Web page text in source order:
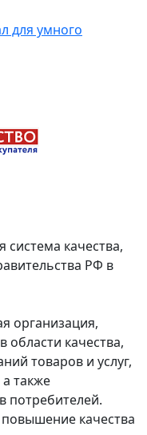
для умного
система качества,
РФ в
организация,
области качества,
товаров и услуг,
также
потребителей.
качества